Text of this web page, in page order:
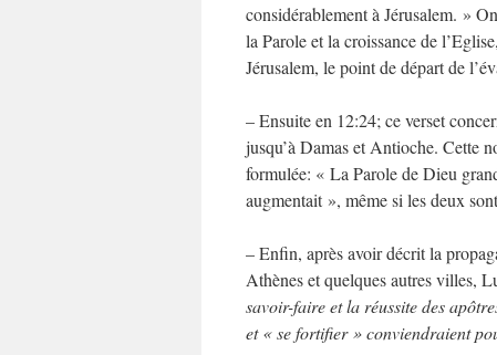
considérablement à Jérusalem. »
la Parole et la croissance de
Jérusalem, le point de départ de
– Ensuite en 12:24; ce verset
jusqu’à Damas et Antioche. Cette
formulée: « La Parole de Dieu
augmentait », même si les deux
– Enfin, après avoir décrit la
Athènes et quelques autres villes,
savoir-faire et la réussite des
et « se fortifier » conviendraient